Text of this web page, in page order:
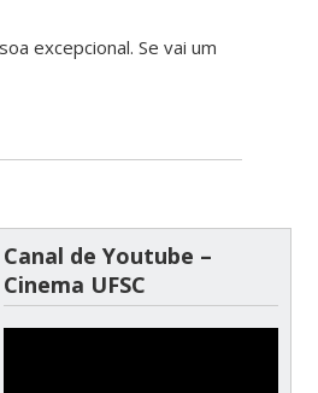
excepcional. Se vai um
Canal de Youtube –
Cinema UFSC